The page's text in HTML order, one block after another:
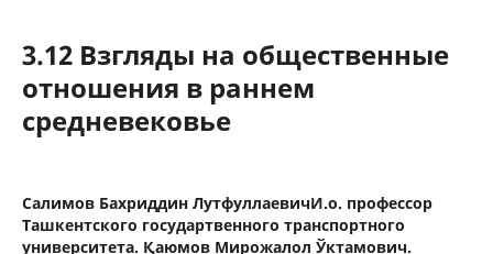
3.12 Взгляды на общественные
отношения в раннем
средневековье
Салимов Бахриддин ЛутфуллаевичИ.о. профессор
Ташкентского государтвенного транспортного
университета. Қаюмов Мирожалол Ўктамович.